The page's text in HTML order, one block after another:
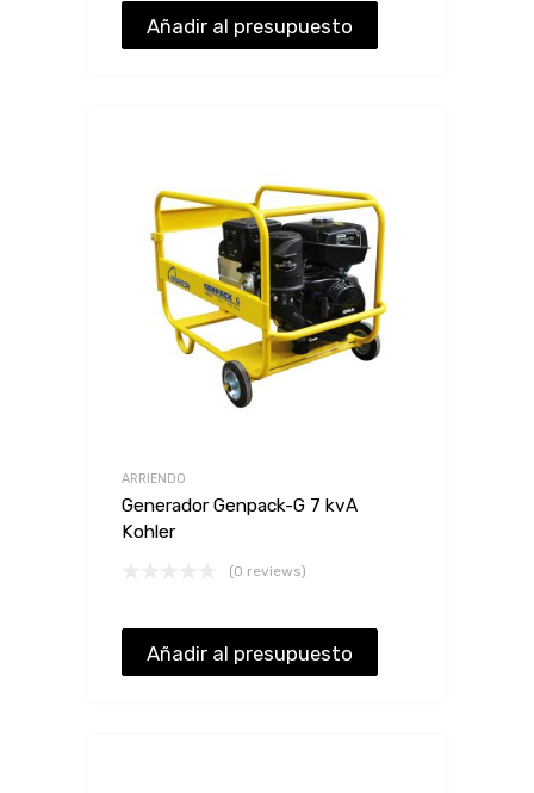
Añadir al presupuesto
ARRIENDO
Generador Genpack-G 7 kvA
Kohler
(0 reviews)
Añadir al presupuesto